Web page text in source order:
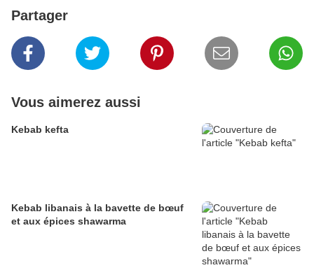
Partager
Vous aimerez aussi
Kebab kefta
Kebab libanais à la bavette de bœuf
et aux épices shawarma